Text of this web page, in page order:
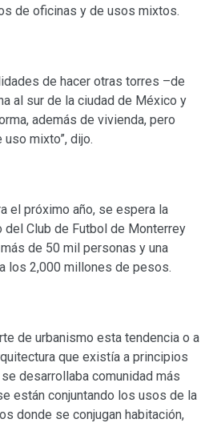
de oficinas y de usos mixtos.
de hacer otras torres –de
al sur de la ciudad de México y
además de vivienda, pero
mixto”, dijo.
el próximo año, se espera la
del Club de Futbol de Monterrey
de 50 mil personas y una
los 2,000 millones de pesos.
de urbanismo esta tendencia o a
que existía a principios
desarrollaba comunidad más
están conjuntando los usos de la
donde se conjugan habitación,